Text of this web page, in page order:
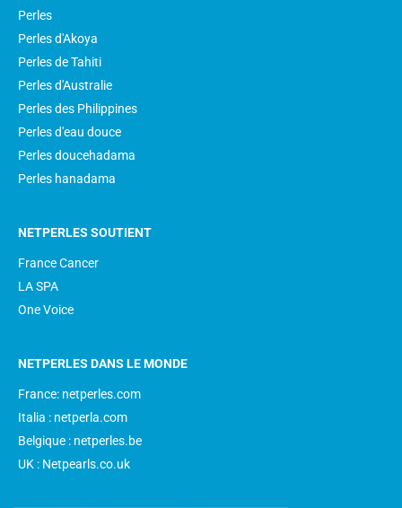
Perles
Perles d'Akoya
Perles de Tahiti
Perles d'Australie
Perles des Philippines
Perles d'eau douce
Perles doucehadama
Perles hanadama
NETPERLES SOUTIENT
France Cancer
LA SPA
One Voice
NETPERLES DANS LE MONDE
France: netperles.com
Italia : netperla.com
Belgique : netperles.be
UK : Netpearls.co.uk